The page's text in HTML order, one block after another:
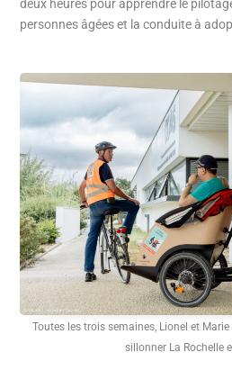
deux heures pour apprendre le
personnes âgées et la conduite à
Toutes les trois semaines, Lionel et
sillonner La Rochelle